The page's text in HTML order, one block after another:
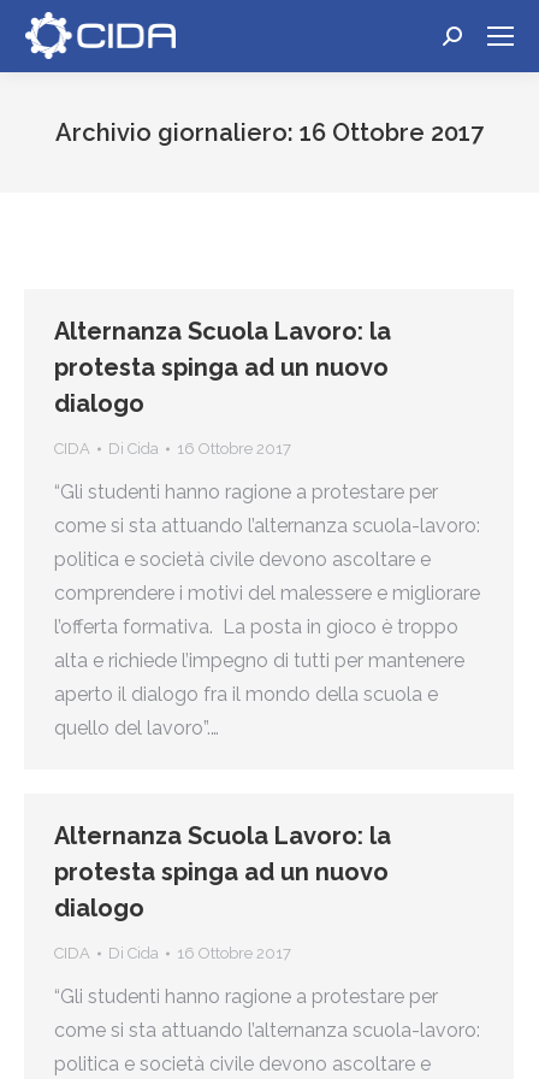
Cerca:
Archivio giornaliero: 16 Ottobre 2017
Alternanza Scuola Lavoro: la
protesta spinga ad un nuovo
dialogo
CIDA Di Cida 16 Ottobre 2017
“Gli studenti hanno ragione a protestare per
come si sta attuando l’alternanza scuola-lavoro:
politica e società civile devono ascoltare e
comprendere i motivi del malessere e migliorare
l’offerta formativa. La posta in gioco è troppo
alta e richiede l’impegno di tutti per mantenere
aperto il dialogo fra il mondo della scuola e
quello del lavoro”.…
Alternanza Scuola Lavoro: la
protesta spinga ad un nuovo
dialogo
CIDA Di Cida 16 Ottobre 2017
“Gli studenti hanno ragione a protestare per
come si sta attuando l’alternanza scuola-lavoro:
politica e società civile devono ascoltare e